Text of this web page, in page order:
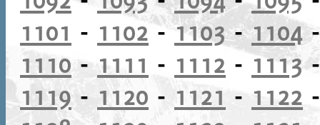
1101 - 1102-1103-1104
1110- 1111 - 1112 -1113
1119- 1120 - 1121 - 1122